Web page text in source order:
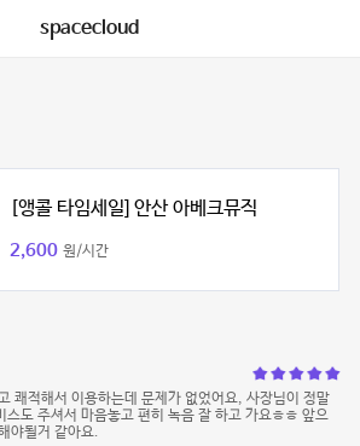
spacecloud
[앵콜 타임세일] 안산 아베크뮤직
2,600 원/시간
쾌적해서 이용하는데 문제가 없었어요, 사장님이 정말
스도 주셔서 마음놓고 편히 녹음 잘 하고 가요ㅎㅎ 앞으
야될거 같아요.